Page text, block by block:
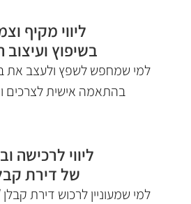
ליווי מקיף
בשיפוץ ועיצוב
למי שמחפש לשפץ ולעצב את
בהתאמה אישית לצרכים
ליווי לרכישה
של דירת
למי שמעוניין לרכוש דירת